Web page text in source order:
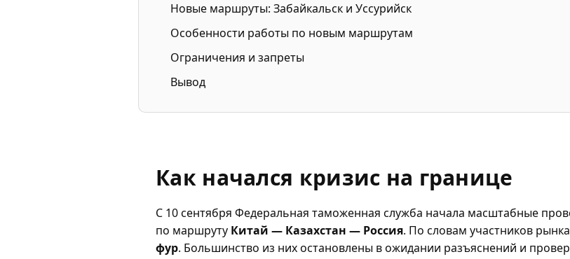
Новые маршруты: Забайкальск и Уссурийск
Особенности работы по новым маршрутам
Ограничения и запреты
Вывод
Как начался кризис на границе
С 10 сентября Федеральная таможенная служба начала масштабные
по маршруту Китай — Казахстан — Россия. По словам участников
фур. Большинство из них остановлены в ожидании разъяснений и